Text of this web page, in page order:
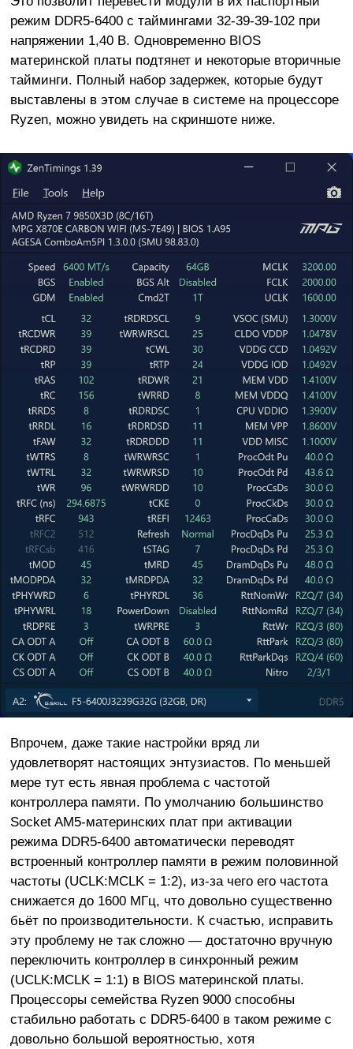
режим DDR5-6400 с таймингами 32-39-39-102 при
напряжении 1,40 В. Одновременно BIOS
материнской платы подтянет и некоторые вторичные
тайминги. Полный набор задержек, которые будут
выставлены в этом случае в системе на процессоре
Ryzen, можно увидеть на скриншоте ниже.
Впрочем, даже такие настройки вряд ли
удовлетворят настоящих энтузиастов. По меньшей
мере тут есть явная проблема с частотой
контроллера памяти. По умолчанию большинство
Socket AM5-материнских плат при активации
режима DDR5-6400 автоматически переводят
встроенный контроллер памяти в режим половинной
частоты (UCLK:MCLK = 1:2), из-за чего его частота
снижается до 1600 МГц, что довольно существенно
бьёт по производительности. К счастью, исправить
эту проблему не так сложно — достаточно вручную
переключить контроллер в синхронный режим
(UCLK:MCLK = 1:1) в BIOS материнской платы.
Процессоры семейства Ryzen 9000 способны
стабильно работать с DDR5-6400 в таком режиме с
довольно большой вероятностью, хотя